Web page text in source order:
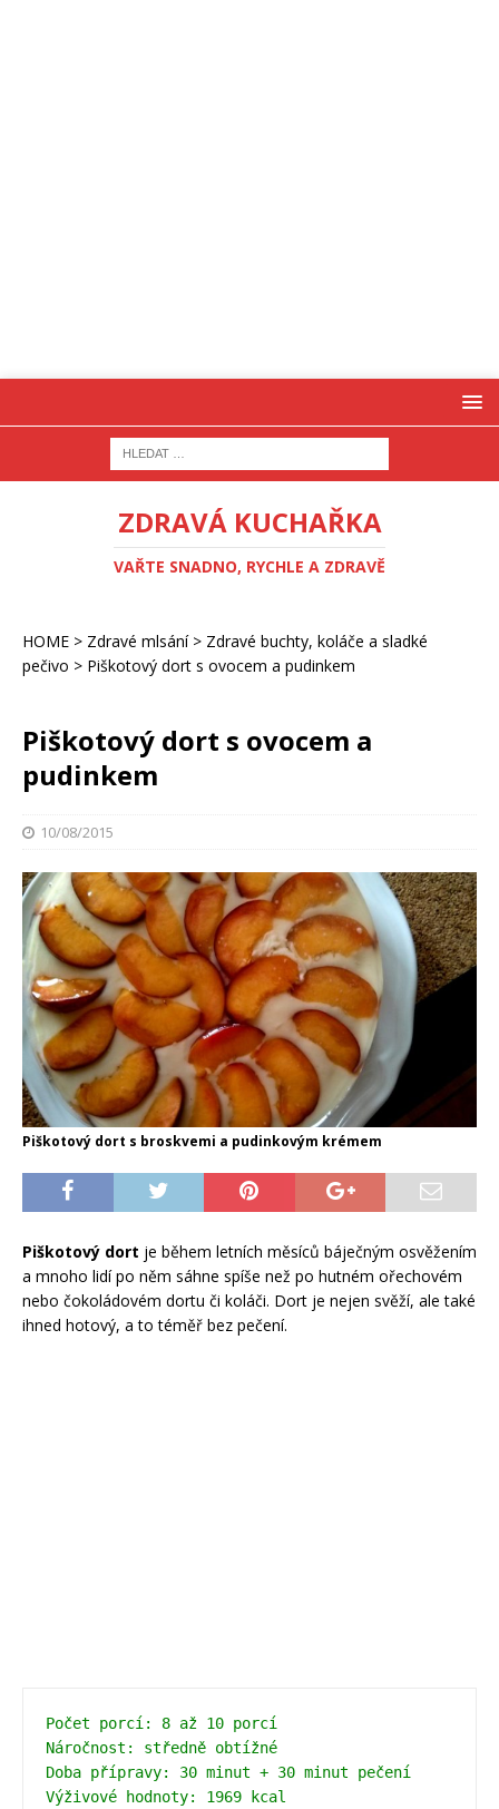
ZDRAVÁ KUCHAŘKA
VAŘTE SNADNO, RYCHLE A ZDRAVĚ
HOME > Zdravé mlsání> Zdravé buchty, koláče a sladké
pečivo > Piškotový dort s ovocem a pudinkem
Piškotový dort s ovocem a
pudinkem
10/08/2015
Piškotový dort s broskvemi a pudinkovým krémem
Piškotový dort je během letních měsíců báječným osvěžením
a mnoho lidí po něm sáhne spíše než po hutném ořechovém
nebo čokoládovém dortu či koláči. Dort je nejen svěží, ale také
ihned hotový, a to téměř bez pečení.
Počet porcí: 8 až 10 porcí
Náročnost: středně obtížné
Doba přípravy: 30 minut + 30 minut pečení
Výživové hodnoty: 1969 kcal